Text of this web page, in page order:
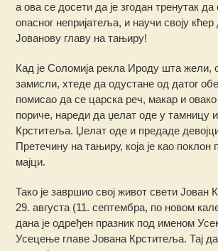
а ова се досети да је згодан тренутак
опасног непријатеља, и научи своју
Јованову главу на тањиру!
Кад је Соломија рекла Ироду шта жели,
замисли, хтеде да одустане од датог
помисао да се царска реч, макар и
пориче, нареди да џелат оде у тамницу
Крститеља. Џелат оде и предаде
Претечину на тањиру, која је као поклон
мајци.
Тако је завршио свој живот свети Јован
29. августа (11. септембра, по новом
дана је одређен празник под именом
Усецење главе Јована Крститеља. Тај